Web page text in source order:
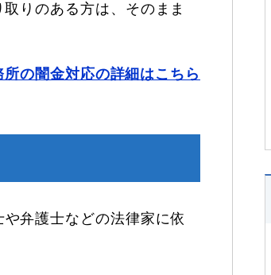
りのある方は、そのまま
所の闇金対応の詳細はこちら
や弁護士などの法律家に依